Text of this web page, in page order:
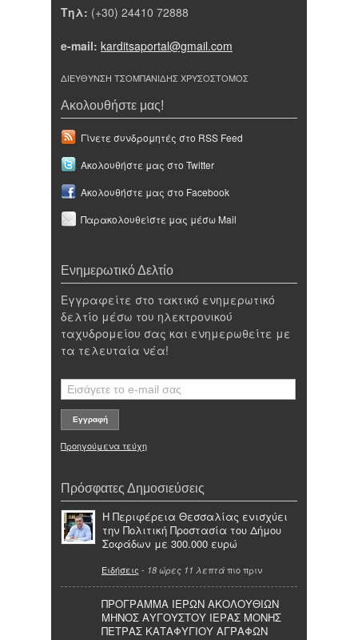
Τηλ: (+30) 24410 72888
e-mail: karditsaportal@gmail.com
ΔΙΕΥΘΥΝΣΗ ΤΣΟΜΠΑΝΙΔΗΣ ΧΡΥΣΟΣΤΟΜΟΣ
Ακολουθήστε μας!
Γίνετε συνδρομητές στο RSS Feed
Ακολουθήστε μας στο Twitter
Ακολουθήστε μας στο Facebook
Παρακολουθείστε μας μέσω Mail
Ενημερωτικό Δελτίο
Εγγραφείτε στο τακτικό ενημερωτικό
δελτίο μέσω του ηλεκτρονικού
ταχυδρομείου σας και ενημερωθείτε με
τα τελευταία νέα!
Προηγούμενα τεύχη
Πρόσφατες Δημοσιεύσεις
Η Περιφέρεια Θεσσαλίας ενισχύει
την Πολιτική Προστασία του Δήμου
Σοφάδων με 300.000 ευρώ
Ειδήσεις - 18 ώρες 11 λεπτά πιο πριν
ΠΡΟΓΡΑΜΜΑ ΙΕΡΩΝ ΑΚΟΛΟΥΘΙΩΝ
ΜΗΝΟΣ ΑΥΓΟΥΣΤΟΥ ΙΕΡΑΣ ΜΟΝΗΣ
ΠΕΤΡΑΣ ΚΑΤΑΦΥΓΙΟΥ ΑΓΡΑΦΩΝ